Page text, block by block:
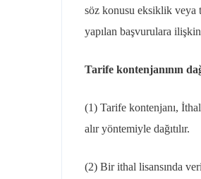
söz konusu eksiklik veya
yapılan başvurulara
Tarife kontenjanının
(1) Tarife kontenjanı,
alır yöntemiyle dağıtılır.
(2) Bir ithal lisansında